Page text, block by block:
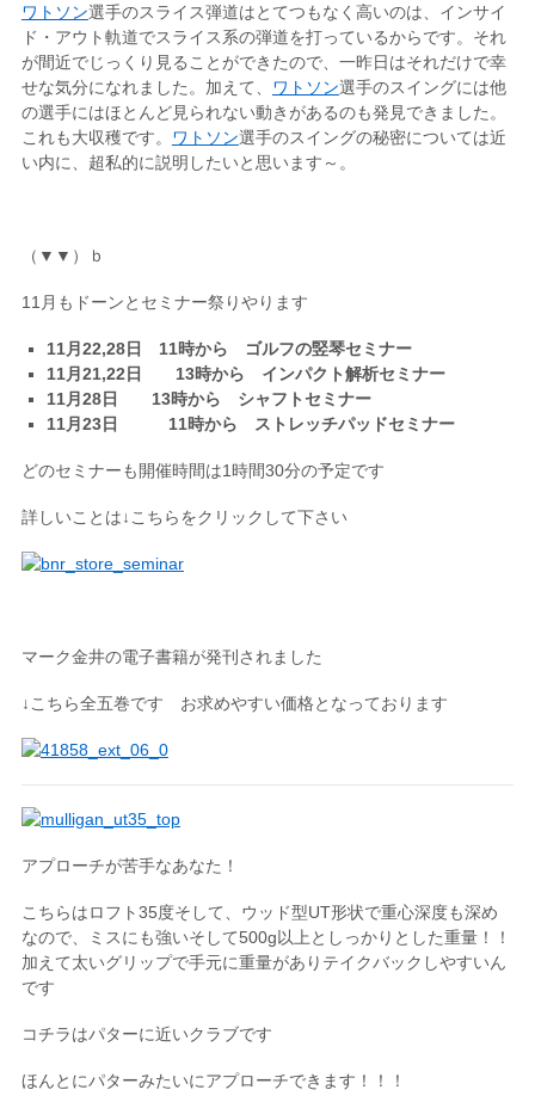
ワトソン選手のスライス弾道はとてつもなく高いのは、インサイ
ド・アウト軌道でスライス系の弾道を打っているからです。それ
が間近でじっくり見ることができたので、一昨日はそれだけで幸
せな気分になれました。加えて、 ワトソン選手のスイングには他
の選手にはほとんど見られない動きがあるのも発見できました。
これも大収穫です。 ワトソン選手のスイングの秘密については近
い内に、超私的に説明したいと思います～。
（▼▼）ｂ
11月もドーンとセミナー祭りやります
11月22,28日 11時から ゴルフの竪琴セミナー
11月21,22日 13時から インパクト解析セミナー
11月28日 13時から シャフトセミナー
11月23日 11時から ストレッチパッドセミナー
どのセミナーも開催時間は1時間30分の予定です
詳しいことは↓こちらをクリックして下さい
マーク金井の電子書籍が発刊されました
↓こちら全五巻です お求めやすい価格となっております
アプローチが苦手なあなた！
こちらはロフト35度そして、ウッド型UT形状で重心深度も深め
なので、ミスにも強いそして500g以上としっかりとした重量！！
加えて太いグリップで手元に重量がありテイクバックしやすいん
です
コチラはパターに近いクラブです
ほんとにパターみたいにアプローチできます！！！